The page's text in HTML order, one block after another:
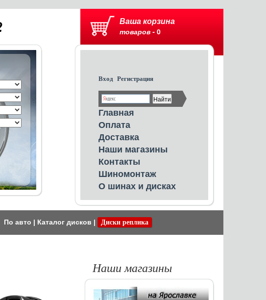
Ваша корзина
товаров - 0
Вход Регистрация
Главная
Оплата
Доставка
Наши магазины
Контакты
Шиномонтаж
О шинах и дисках
По авто | Каталог дисков | Диски реплика
Наши магазины